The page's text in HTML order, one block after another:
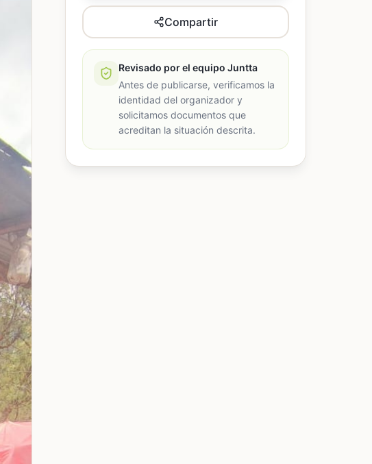
Compartir
Revisado por el equipo Juntta
Antes de publicarse, verificamos la
identidad del organizador y
solicitamos documentos que
acreditan la situación descrita.